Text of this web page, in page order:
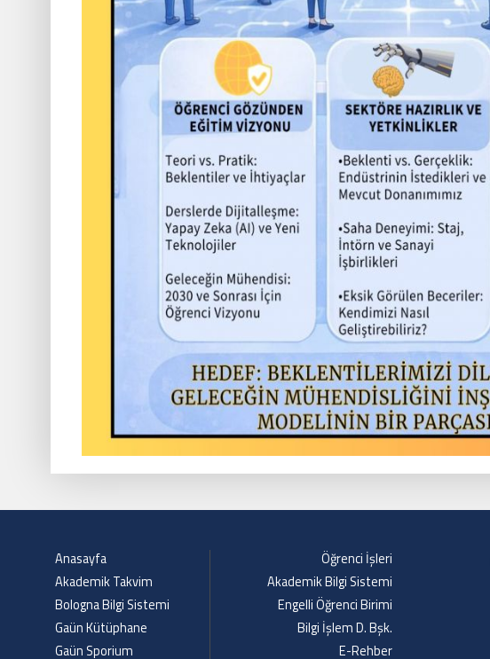
Anasayfa
Akademik Takvim
Bologna Bilgi Sistemi
Gaün Kütüphane
Gaün Sporium
Öğrenci İşleri
Akademik Bilgi Sistemi
Engelli Öğrenci Birimi
Bilgi İşlem D. Bşk.
E-Rehber